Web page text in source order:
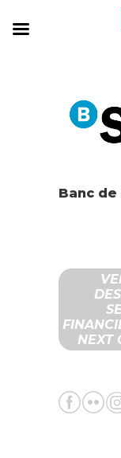
Banc de
NEXT